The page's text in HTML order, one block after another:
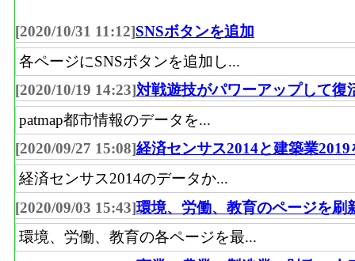
[2020/10/31 11:12]SNSボタンを追加
各ページにSNSボタンを追加し...
[2020/10/19 14:23]対戦遊技がパワーアップして復
patmap都市情報のデータを...
[2020/09/27 15:08]経済センサス2014と建築業2019
経済センサス2014のデータか...
[2020/09/03 15:43]環境、労働、教育のページを刷
環境、労働、教育の各ページを最...